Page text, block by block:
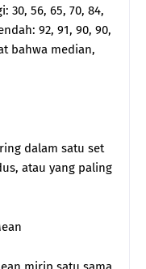
30, 56, 65, 70, 84,
92, 91, 90, 90,
bahwa median,
dalam satu set
atau yang paling